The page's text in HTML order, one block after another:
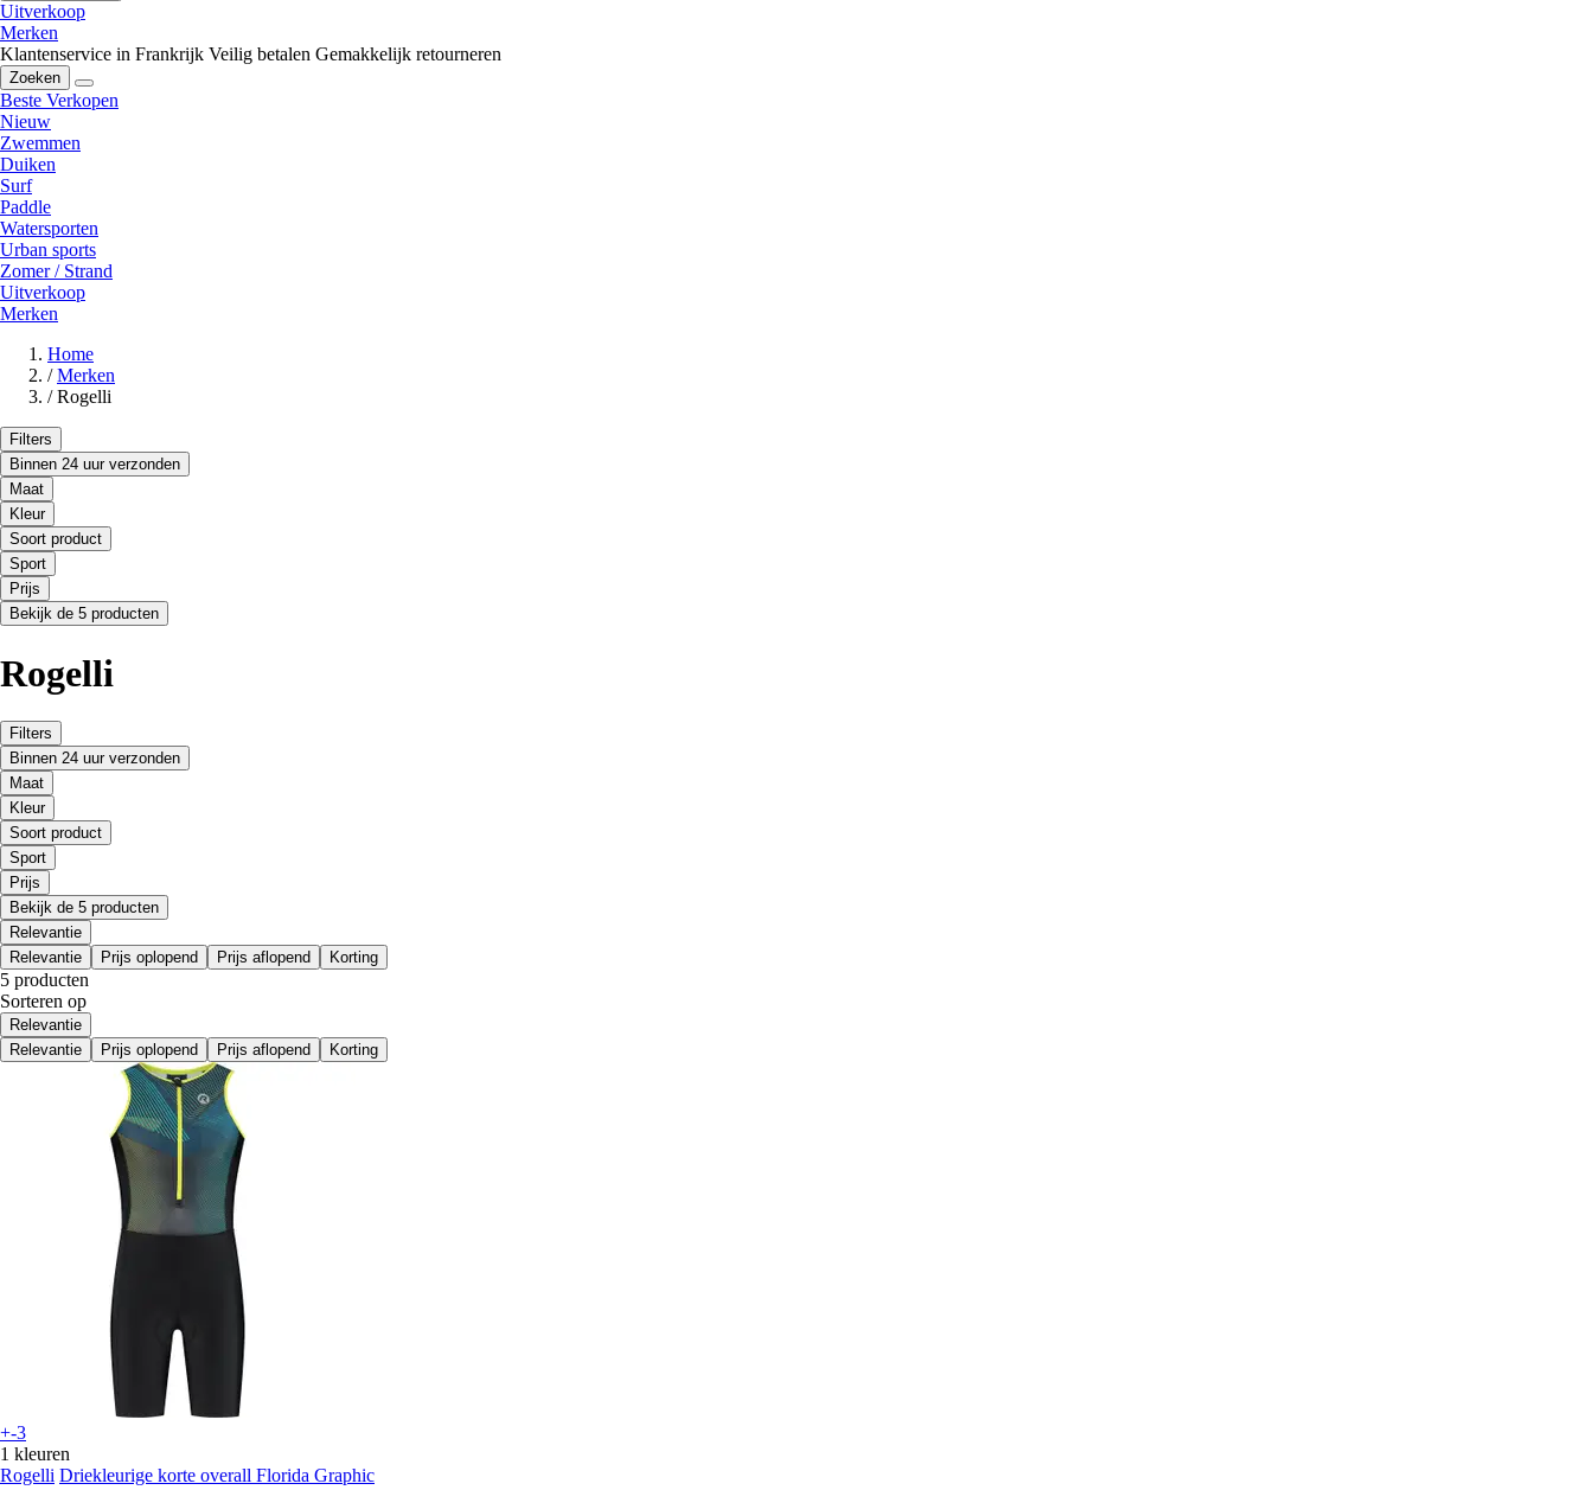
Uitverkoop
Merken
Klantenservice in Frankrijk Veilig betalen Gemakkelijk retourneren
Zoeken
Beste Verkopen
Nieuw
Zwemmen
Duiken
Surf
Paddle
Watersporten
Urban sports
Zomer / Strand
Uitverkoop
Merken
Home
/ Merken
/ Rogelli
Filters
Binnen 24 uur verzonden
Maat
Kleur
Soort product
Sport
Prijs
Bekijk de 5 producten
Rogelli
Filters
Binnen 24 uur verzonden
Maat
Kleur
Soort product
Sport
Prijs
Bekijk de 5 producten
Relevantie
Relevantie
Prijs oplopend Prijs aflopend Korting
5 producten
Sorteren op
Relevantie
Relevantie
Prijs oplopend Prijs aflopend Korting
+-3
1 kleuren
Rogelli Driekleurige korte overall Florida Graphic